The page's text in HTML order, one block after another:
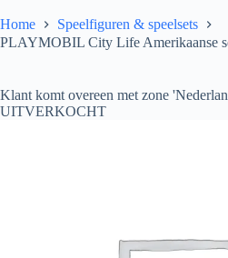
Home
Speelfiguren & speelsets
PLAYMOBIL City Life Amerikaanse
Klant komt overeen met zone
UITVERKOCHT